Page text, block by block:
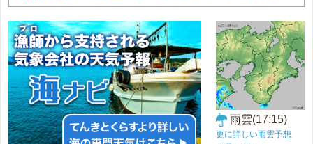
雨雲(17:15)
更に詳しい雨雲予想